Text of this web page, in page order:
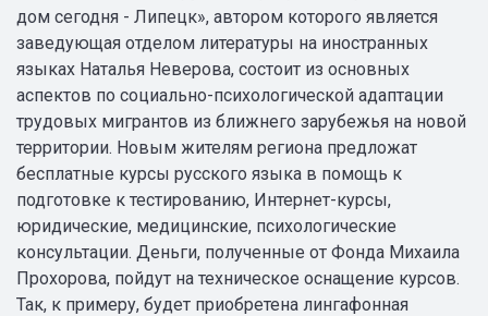
дом сегодня - Липецк», автором которого является
заведующая отделом литературы на иностранных
языках Наталья Неверова, состоит из основных
аспектов по социально-психологической адаптации
трудовых мигрантов из ближнего зарубежья на новой
территории. Новым жителям региона предложат
бесплатные курсы русского языка в помощь к
подготовке к тестированию, Интернет-курсы,
юридические, медицинские, психологические
консультации. Деньги, полученные от Фонда Михаила
Прохорова, пойдут на техническое оснащение курсов.
Так, к примеру, будет приобретена лингафонная